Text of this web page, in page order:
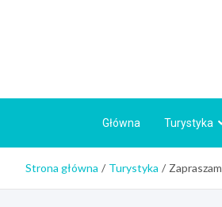
Główna Turystyka
Strona główna Turystyka